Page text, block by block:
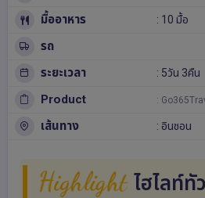
มื้ออาหาร : 10 มื้อ
รถ
ระยะเวลา
: 5วัน 3คืน
Product :
เส้นทาง : อินชอน
Highlight ไฮไลท์ทั